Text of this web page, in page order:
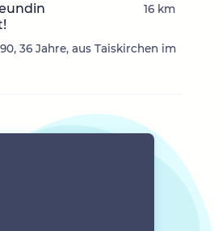
36 Jahre, aus Taiskirchen im
16 km